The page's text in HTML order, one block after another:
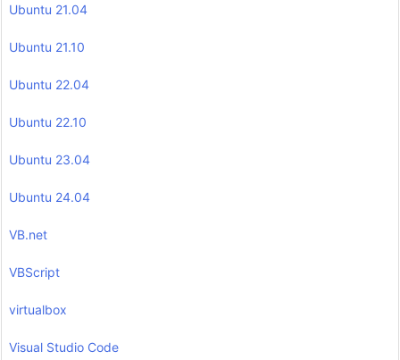
Ubuntu 21.04
Ubuntu 21.10
Ubuntu 22.04
Ubuntu 22.10
Ubuntu 23.04
Ubuntu 24.04
VB.net
VBScript
virtualbox
Visual Studio Code